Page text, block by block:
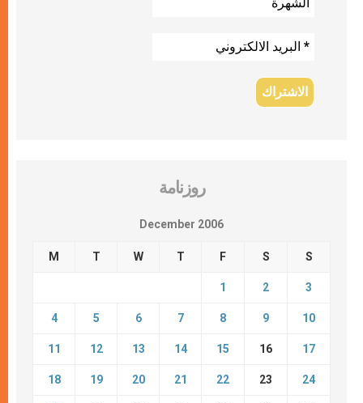
روزنامة
December 2006
M T W T F S S
1 2 3
4 5 6 7 8 9 10
11 12 13 14 15 16 17
18 19 20 21 22 23 24